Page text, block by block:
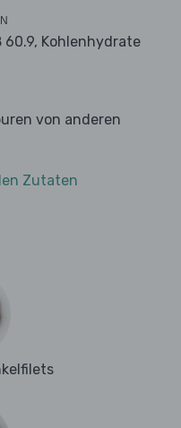
60.9, Kohlenhydrate
von anderen
Zutaten